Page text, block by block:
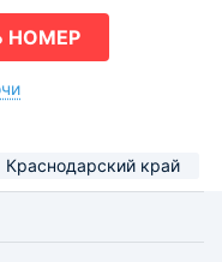
НОМЕР
Краснодарский край